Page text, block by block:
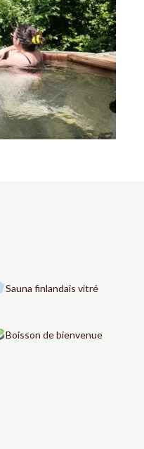
Sauna finlandais vitré
Boisson de bienvenue